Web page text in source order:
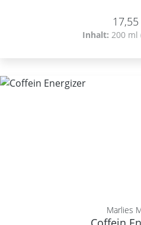
Inhalt: 200 ml
Marlies